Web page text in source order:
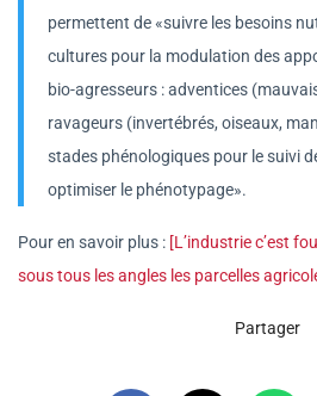
permettent de «suivre les besoins
cultures pour la modulation des
bio-agresseurs : adventices
ravageurs (invertébrés, oiseaux,
stades phénologiques pour le suivi
optimiser le phénotypage».
Pour en savoir plus : [L’industrie c’est
sous tous les angles les parcelles
Partager